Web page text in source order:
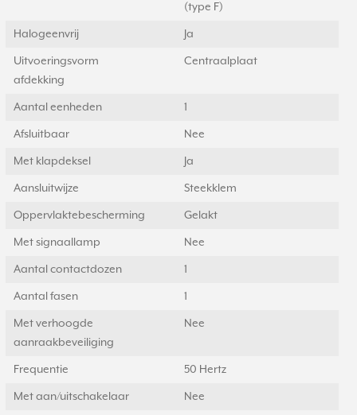
(type F)
Halogeenvrij Ja
Uitvoeringsvorm
afdekking
Centraalplaat
Aantal eenheden 1
Afsluitbaar Nee
Met klapdeksel Ja
Aansluitwijze Steekklem
Oppervlaktebescherming Gelakt
Met signaallamp Nee
Aantal contactdozen 1
Aantal fasen 1
Met verhoogde
aanraakbeveiliging
Nee
Frequentie 50 Hertz
Met aan/uitschakelaar Nee